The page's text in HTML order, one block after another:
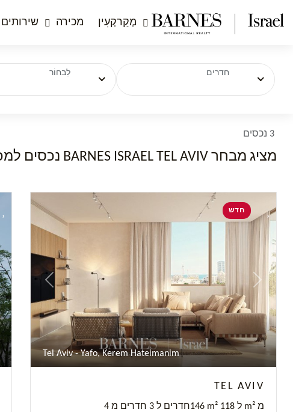
מְקַרקְעִין מכירה שירותים
חדרים לִבחוֹר
3 נכסים
מציג מבחר BARNES ISRAEL TEL AVIV נכסים למכירה ב
Previous Next
חדש
Tel Aviv - Yafo, Kerem Hateimanim
TEL AVIV
146 m² ל 118 m² מ 4 חדרים ל 3 חדרים מ